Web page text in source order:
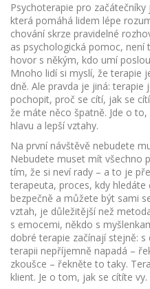
Psychoterapie pro začátečníky
která pomáhá lidem lépe
chování skrze pravidelné
as psychologická pomoc, není
hovor s někým, kdo umí
Mnoho lidí si myslí, že terapie
dně. Ale pravda je jiná:
pochopit, proč se cítí, jak se
že máte něco špatně. Jde o
hlavu a lepší vztahy.
Na první návštěvě nebudete
Nebudete muset mít všechno
tím, že si neví rady – a to je
terapeuta, proces, kdy
bezpečně a můžete být sami
vztah, je důležitější než
s emocemi, někdo s
dobré terapie začínají stejně:
terapii nepříjemně napadá –
zkoušce – řekněte to taky.
klient. Je o tom, jak se cítíte vy.